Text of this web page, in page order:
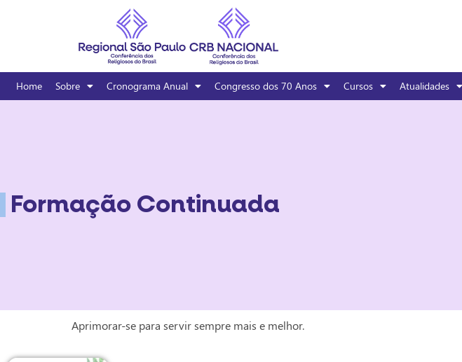
Home Sobre Cronograma Anual Congresso dos 70 Anos Cursos Atualidades
Formação Continuada
Aprimorar-se para servir sempre mais e melhor.